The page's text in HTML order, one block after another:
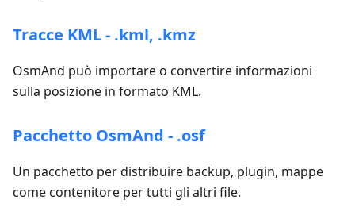
Tracce KML - .kml, .kmz
OsmAnd può importare o convertire informazioni
sulla posizione in formato KML.
Pacchetto OsmAnd - .osf
Un pacchetto per distribuire backup, plugin, mappe
come contenitore per tutti gli altri file.